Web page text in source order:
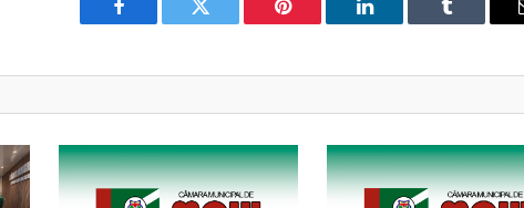
Facebook Twitter Pinterest
O
Tumblr